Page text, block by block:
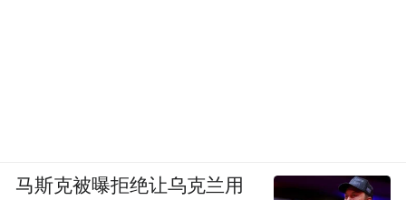
马斯克被曝拒绝让乌克兰用